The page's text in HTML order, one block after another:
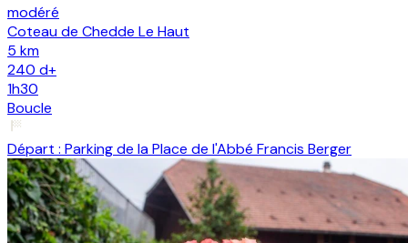
modéré
Coteau de Chedde Le Haut
5 km
240 d+
1h30
Boucle
Départ : Parking de la Place de l'Abbé Francis Berger